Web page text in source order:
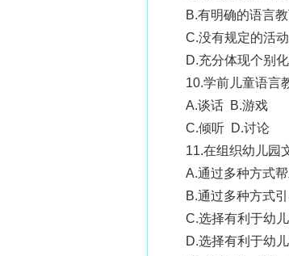
B.有明确的语言
C.没有规定的活
D.充分体现个别
10.学前儿童语言
A.谈话 B.游戏
C.倾听 D.讨论
11.在组织幼儿园
A.通过多种方式
B.通过多种方式
C.选择有利于幼
D.选择有利于幼